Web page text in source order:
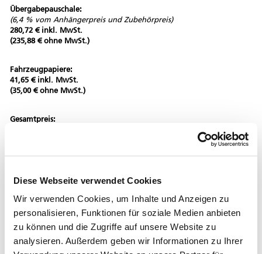
Diese Webseite verwendet Cookies
Wir verwenden Cookies, um Inhalte und Anzeigen zu
personalisieren, Funktionen für soziale Medien anbieten
zu können und die Zugriffe auf unsere Website zu
analysieren. Außerdem geben wir Informationen zu Ihrer
Übergabepauschale:
(6,4 % vom Anhängerpreis und Zubehörpreis)
280,72 € inkl. MwSt.
(235,88 € ohne MwSt.)
Fahrzeugpapiere:
41,65 € inkl. MwSt.
(35,00 € ohne MwSt.)
Gesamtpreis:
*Aktionspreis inkl. gesetzlicher MwSt., zzgl. Übergabepauschale (6,4 % vom
erfolgt ab Werk (die Übergabe erfolgt bei der Humbaur GmbH, Mercedesring 1,
86368 Gersthofen). Die technischen Daten verstehen sich als ungefähre Angaben
und beziehen sich auf das Serienfahrzeug ohne Zubehör. Für mögliche Irrtümer
wird keine Haftung übernommen. Die Abbildungen sind ähnlich und
beinhalten kostenpflichtige Sonderausstattung.
Ihre Kontaktdaten